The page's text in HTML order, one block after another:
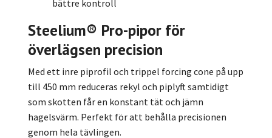
bättre kontroll
Steelium® Pro-pipor för
överlägsen precision
Med ett inre piprofil och trippel forcing cone på upp
till 450 mm reduceras rekyl och piplyft samtidigt
som skotten får en konstant tät och jämn
hagelsvärm. Perfekt för att behålla precisionen
genom hela tävlingen.